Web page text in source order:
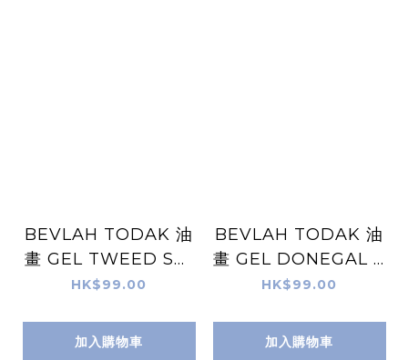
BEVLAH TODAK 油
畫 GEL TWEED SUI
T
HK$99.00
加入購物車
BEVLAH TODAK 油
畫 GEL DONEGAL T
WEED
HK$99.00
加入購物車